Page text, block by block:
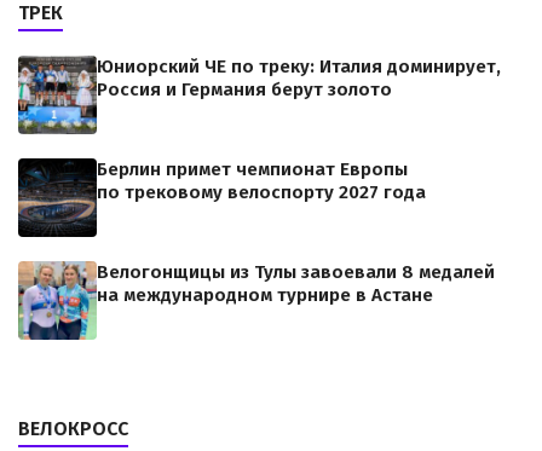
ТРЕК
Юниорский ЧЕ по треку: Италия доминирует,
Россия и Германия берут золото
Берлин примет чемпионат Европы
по трековому велоспорту 2027 года
Велогонщицы из Тулы завоевали 8 медалей
на международном турнире в Астане
ВЕЛОКРОСС